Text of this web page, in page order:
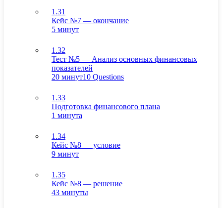
1.31
Кейс №7 — окончание
5 минут
1.32
Тест №5 — Анализ основных финансовых
показателей
20 минут10 Questions
1.33
Подготовка финансового плана
1 минута
1.34
Кейс №8 — условие
9 минут
1.35
Кейс №8 — решение
43 минуты